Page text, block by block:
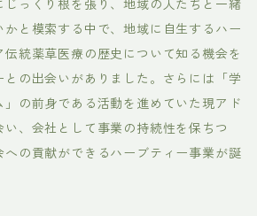
じっくり根を張り、地域の人たちと一緒
かと模索する中で、地域に自生するハー
伝統薬草医療の歴史について知る機会を
の出会いがありました。さらには「学
の前身である活動を進めていた現アド
、会社として事業の持続性を保ちつ
への貢献ができるハーブティー事業が誕